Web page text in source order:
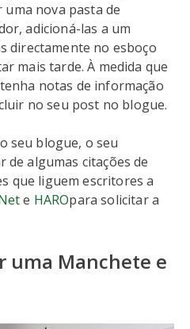
nova pasta de
adicioná-las a um
directamente no esboço
mais tarde. À medida que
notas de informação
no seu post no blogue.
seu blogue, o seu
algumas citações de
que liguem escritores a
e HAROpara solicitar a
uma Manchete e